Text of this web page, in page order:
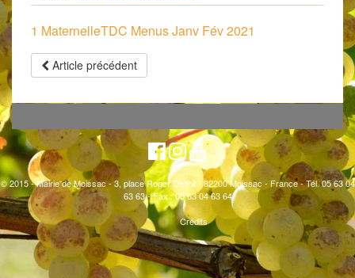
1 MaternelleTDC Menus Janv Fév 2021
Article précédent
© 2015 - Mairie de Moissac - 3, place Roger Delthil - 82200 Moissac - France - Tél. 05 63 04
63 63 - Fax : 05 63 04 63 64
Crédits